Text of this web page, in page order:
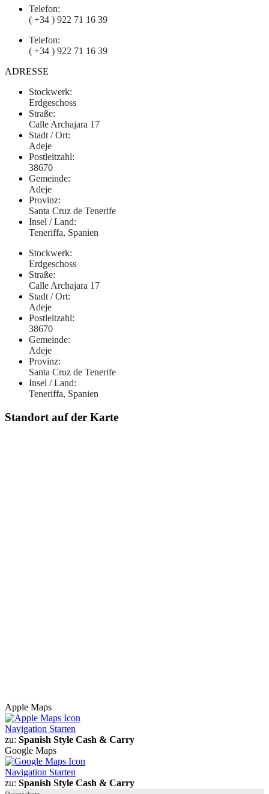
Telefon:
( +34 ) 922 71 16 39
Telefon:
( +34 ) 922 71 16 39
ADRESSE
Stockwerk:
Erdgeschoss
Straße:
Calle Archajara 17
Stadt / Ort:
Adeje
Postleitzahl:
38670
Gemeinde:
Adeje
Provinz:
Santa Cruz de Tenerife
Insel / Land:
Teneriffa, Spanien
Stockwerk:
Erdgeschoss
Straße:
Calle Archajara 17
Stadt / Ort:
Adeje
Postleitzahl:
38670
Gemeinde:
Adeje
Provinz:
Santa Cruz de Tenerife
Insel / Land:
Teneriffa, Spanien
Standort auf der Karte
Apple Maps
Navigation Starten
zu: Spanish Style Cash & Carry
Google Maps
Navigation Starten
zu: Spanish Style Cash & Carry